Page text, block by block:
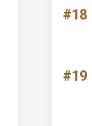
#18
#19